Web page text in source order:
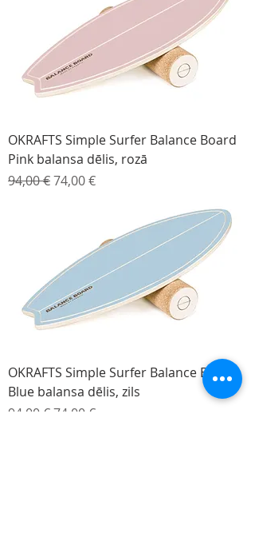
OKRAFTS Simple Surfer Balance Board
Pink balansa dēlis, rozā
Parastā cena
94,00 €Izpārdošanas cena
74,00 €
OKRAFTS Simple Surfer Balance Board
Blue balansa dēlis, zils
Parastā cena
94,00 €Izpārdošanas cena
74,00 €